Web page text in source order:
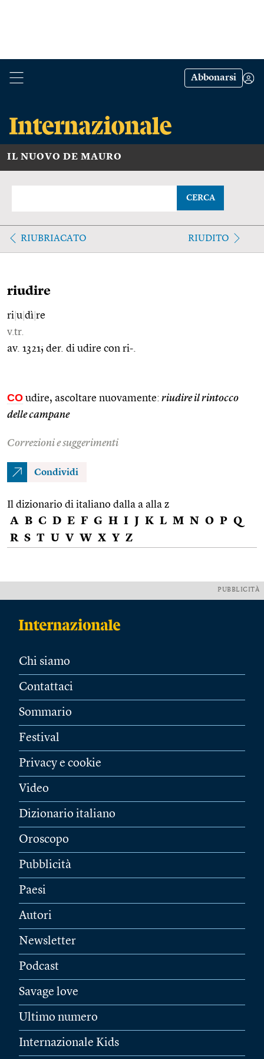
Abbonarsi
IL NUOVO DE MAURO
CERCA
RIUBRIACATO RIUDITO
riudire
ri u dì re
v.tr.
av. 1321; der. di udire con ri-.
CO udire, ascoltare nuovamente: riudire il rintocco
delle campane
Correzioni e suggerimenti
Condividi
Il dizionario di italiano dalla a alla z
A B C D E F G H I J K L M N O P Q
R S T U V W X Y Z
PUBBLICITÀ
Chi siamo
Contattaci
Sommario
Festival
Privacy e cookie
Video
Dizionario italiano
Oroscopo
Pubblicità
Paesi
Autori
Newsletter
Podcast
Savage love
Ultimo numero
Internazionale Kids